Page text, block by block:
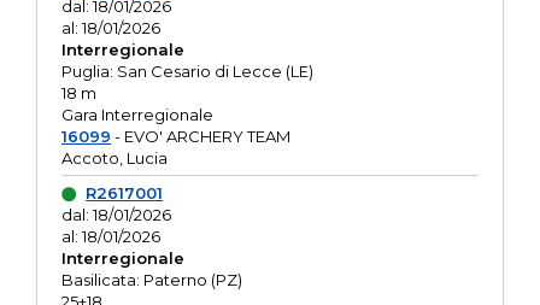
dal: 18/01/2026
al: 18/01/2026
Interregionale
Puglia: San Cesario di Lecce (LE)
18 m
Gara Interregionale
16099 - EVO' ARCHERY TEAM
Accoto, Lucia
R2617001
dal: 18/01/2026
al: 18/01/2026
Interregionale
Basilicata: Paterno (PZ)